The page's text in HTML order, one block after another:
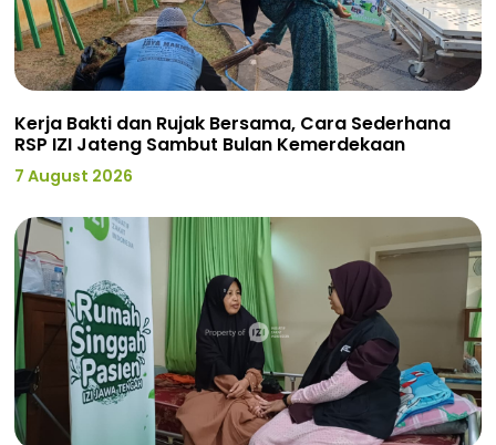
Kerja Bakti dan Rujak Bersama, Cara Sederhana
RSP IZI Jateng Sambut Bulan Kemerdekaan
7 August 2026